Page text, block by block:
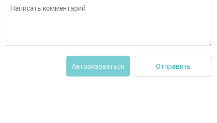
Авторизоваться Отправить